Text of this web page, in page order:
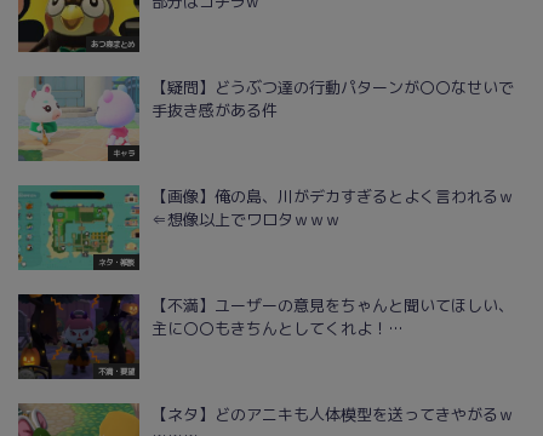
あつ森まとめ
キャラ
【疑問】どうぶつ達の行動パターンが〇〇なせいで
手抜き感がある件
ネタ・雑談
【画像】俺の島、川がデカすぎるとよく言われるｗ
⇐想像以上でワロタｗｗｗ
不満・要望
【不満】ユーザーの意見をちゃんと聞いてほしい、
主に〇〇もきちんとしてくれよ！…
【ネタ】どのアニキも人体模型を送ってきやがるｗ